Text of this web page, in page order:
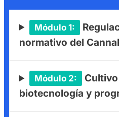
Módulo 1:
normativo del
Módulo 2:
biotecnología y